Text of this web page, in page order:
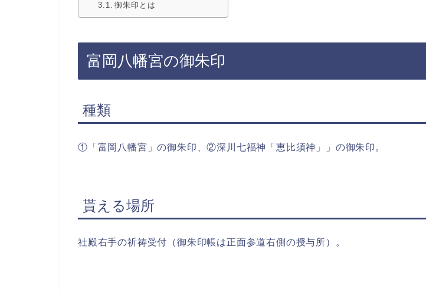
御朱印とは
富岡八幡宮の御朱印
種類
①「富岡八幡宮」の御朱印、②深川七福神「恵比須神」」の御朱印。
貰える場所
社殿右手の祈祷受付（御朱印帳は正面参道右側の授与所）。